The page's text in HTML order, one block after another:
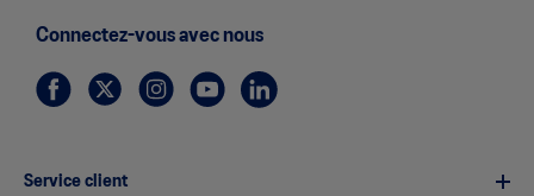
Connectez-vous avec nous
Service client